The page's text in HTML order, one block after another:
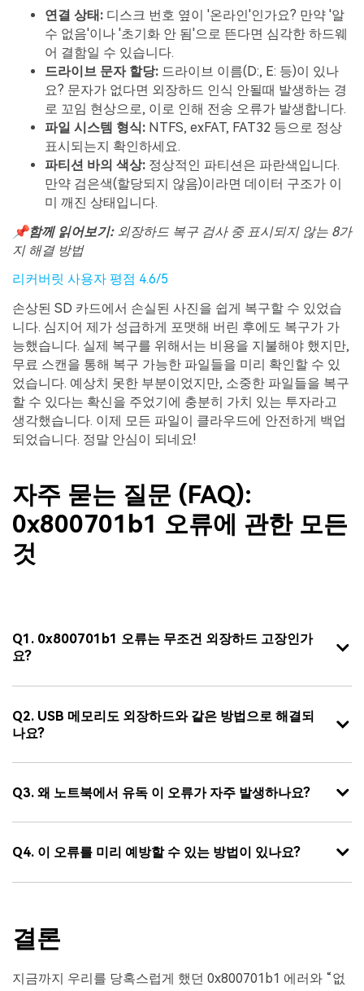
연결 상태: 디스크 번호 옆이 '온라인'인가요? 만약 '알
수 없음'이나 '초기화 안 됨'으로 뜬다면 심각한 하드웨
어 결함일 수 있습니다.
드라이브 문자 할당: 드라이브 이름(D:, E: 등)이 있나
요? 문자가 없다면 외장하드 인식 안될때 발생하는 경
로 꼬임 현상으로, 이로 인해 전송 오류가 발생합니다.
파일 시스템 형식: NTFS, exFAT, FAT32 등으로 정상
표시되는지 확인하세요.
파티션 바의 색상: 정상적인 파티션은 파란색입니다.
만약 검은색(할당되지 않음)이라면 데이터 구조가 이
미 깨진 상태입니다.
📌함께 읽어보기: 외장하드 복구 검사 중 표시되지 않는 8가
지 해결 방법
리커버릿 사용자 평점 4.6/5
손상된 SD 카드에서 손실된 사진을 쉽게 복구할 수 있었습
니다. 심지어 제가 성급하게 포맷해 버린 후에도 복구가 가
능했습니다. 실제 복구를 위해서는 비용을 지불해야 했지만,
무료 스캔을 통해 복구 가능한 파일들을 미리 확인할 수 있
었습니다. 예상치 못한 부분이었지만, 소중한 파일들을 복구
할 수 있다는 확신을 주었기에 충분히 가치 있는 투자라고
생각했습니다. 이제 모든 파일이 클라우드에 안전하게 백업
되었습니다. 정말 안심이 되네요!
자주 묻는 질문 (FAQ):
0x800701b1 오류에 관한 모든
것
Q1. 0x800701b1 오류는 무조건 외장하드 고장인가
요?
Q2. USB 메모리도 외장하드와 같은 방법으로 해결되
나요?
Q3. 왜 노트북에서 유독 이 오류가 자주 발생하나요?
Q4. 이 오류를 미리 예방할 수 있는 방법이 있나요?
결론
지금까지 우리를 당혹스럽게 했던 0x800701b1 에러와 “없